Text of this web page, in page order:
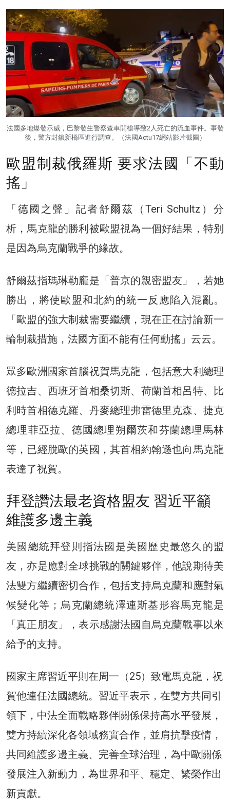
法國多地爆發示威，巴黎發生警察查車開槍導致2人死亡的流血事件。事發
後，警方封鎖新橋區進行調查。（法國Actu17網站影片截圖）
歐盟制裁俄羅斯 要求法國「不動
搖」
「德國之聲」記者舒爾茲（Teri Schultz）分
析，馬克龍的勝利被歐盟視為一個好結果，特别
是因為烏克蘭戰爭的緣故。
舒爾茲指瑪琳勒龐是「普京的親密盟友」，若她
勝出，將使歐盟和北約的統一反應陷入混亂。
「歐盟的強大制裁需要繼續，現在正在討論新一
輪制裁措施，法國方面不能有任何動搖」云云。
眾多歐洲國家首腦祝賀馬克龍，包括意大利總理
德拉吉、西班牙首相桑切斯、荷蘭首相呂特、比
利時首相德克羅、丹麥總理弗雷德里克森、捷克
總理菲亞拉、德國總理朔爾茨和芬蘭總理馬林
等，已經脫歐的英國，其首相約翰遜也向馬克龍
表達了祝賀。
拜登讚法最老資格盟友 習近平籲
維護多邊主義
美國總統拜登則指法國是美國歷史最悠久的盟
友，亦是應對全球挑戰的關鍵夥伴，他說期待美
法雙方繼續密切合作，包括支持烏克蘭和應對氣
候變化等；烏克蘭總統澤連斯基形容馬克龍是
「真正朋友」，表示感謝法國自烏克蘭戰事以來
給予的支持。
國家主席習近平則在周一（25）致電馬克龍，祝
賀他連任法國總統。習近平表示，在雙方共同引
領下，中法全面戰略夥伴關係保持高水平發展，
雙方持續深化各領域務實合作，並肩抗擊疫情，
共同維護多邊主義、完善全球治理，為中歐關係
發展注入新動力，為世界和平、穩定、繁榮作出
新貢獻。